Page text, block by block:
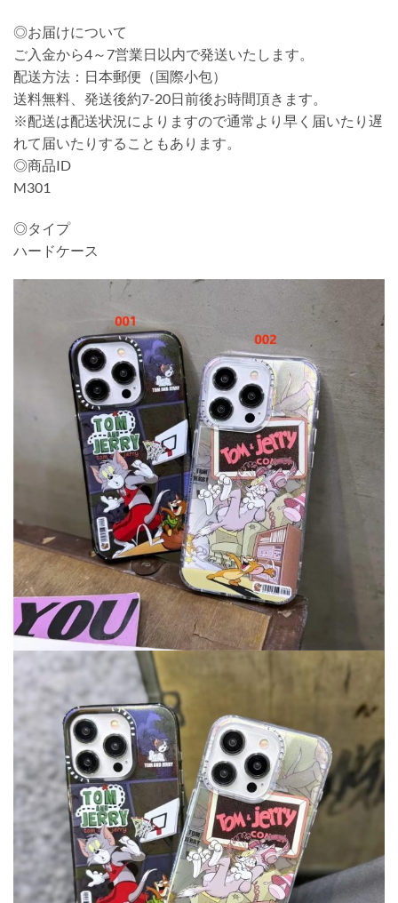
◎お届けについて
ご入金から4～7営業日以内で発送いたします。
配送方法：日本郵便（国際小包）
送料無料、発送後約7-20日前後お時間頂きます。
※配送は配送状況によりますので通常より早く届いたり遅
れて届いたりすることもあります。
◎商品ID
M301
◎タイプ
ハードケース